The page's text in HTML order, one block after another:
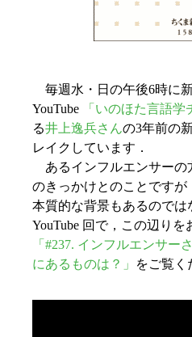
毎週水・日の午後6時に
YouTube
「いのほた言語学
る井上逸兵さんの3年前の
レイクしています．
あるインフルエンサーの
のきっかけとのことですが
本質的な背景もあるので
YouTube 回で，この辺りを
「#237. インフルエンサー
にあるものは？」
をご覧く